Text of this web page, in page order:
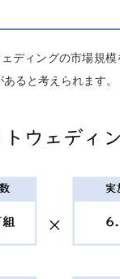
ディングの市場規
ると考えられます。